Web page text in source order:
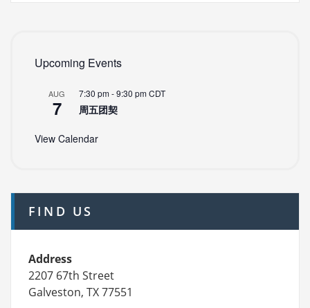
Upcoming Events
AUG
7
7:30 pm-9:30 pmCDT
周五团契
View Calendar
FIND US
Address
2207 67th Street
Galveston, TX 77551